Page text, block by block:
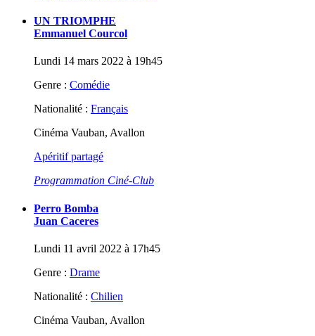
UN TRIOMPHE
Emmanuel Courcol
Lundi 14 mars 2022 à 19h45
Genre : Comédie
Nationalité : Français
Cinéma Vauban, Avallon
Apéritif partagé
Programmation Ciné-Club
Perro Bomba
Juan Caceres
Lundi 11 avril 2022 à 17h45
Genre : Drame
Nationalité : Chilien
Cinéma Vauban, Avallon